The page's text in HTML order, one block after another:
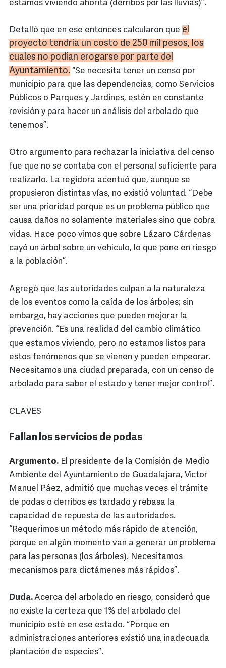
estamos viviendo ahorita (derribos por las lluvias)”.
Detalló que en ese entonces calcularon que el
proyecto tendría un costo de 250 mil pesos, los
cuales no podían erogarse por parte del
Ayuntamiento. “Se necesita tener un censo por
municipio para que las dependencias, como Servicios
Públicos o Parques y Jardines, estén en constante
revisión y para hacer un análisis del arbolado que
tenemos”.
Otro argumento para rechazar la iniciativa del censo
fue que no se contaba con el personal suficiente para
realizarlo. La regidora acentuó que, aunque se
propusieron distintas vías, no existió voluntad. “Debe
ser una prioridad porque es un problema público que
causa daños no solamente materiales sino que cobra
vidas. Hace poco vimos que sobre Lázaro Cárdenas
cayó un árbol sobre un vehículo, lo que pone en riesgo
a la población”.
Agregó que las autoridades culpan a la naturaleza
de los eventos como la caída de los árboles; sin
embargo, hay acciones que pueden mejorar la
prevención. “Es una realidad del cambio climático
que estamos viviendo, pero no estamos listos para
estos fenómenos que se vienen y pueden empeorar.
Necesitamos una ciudad preparada, con un censo de
arbolado para saber el estado y tener mejor control”.
CLAVES
Fallan los servicios de podas
Argumento. El presidente de la Comisión de Medio
Ambiente del Ayuntamiento de Guadalajara, Víctor
Manuel Páez, admitió que muchas veces el trámite
de podas o derribos es tardado y rebasa la
capacidad de repuesta de las autoridades.
“Requerimos un método más rápido de atención,
porque en algún momento van a generar un problema
para las personas (los árboles). Necesitamos
mecanismos para dictámenes más rápidos”.
Duda.Acerca del arbolado en riesgo, consideró que
no existe la certeza que 1% del arbolado del
municipio esté en ese estado. “Porque en
administraciones anteriores existió una inadecuada
plantación de especies”.